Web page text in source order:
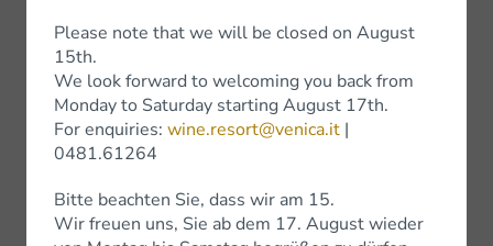
Rotweine
Wine Experience
Shop
Shop Online
Please note that we will be closed on August
15th.
We look forward to welcoming you back from
Monday to Saturday starting August 17th.
For enquiries: wine.resort@venica.it |
0481.61264
Bitte beachten Sie, dass wir am 15.
Wir freuen uns, Sie ab dem 17. August wieder